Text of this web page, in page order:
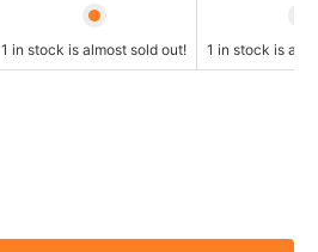
DBE/SLB
DBE/SLB
1 in stock is almost sold out!
1 in stock is